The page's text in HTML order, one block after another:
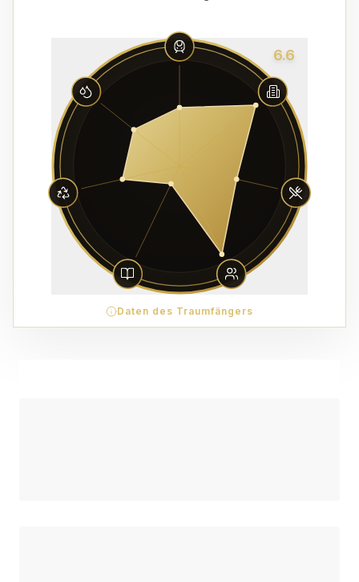
6.6
Daten des Traumfängers